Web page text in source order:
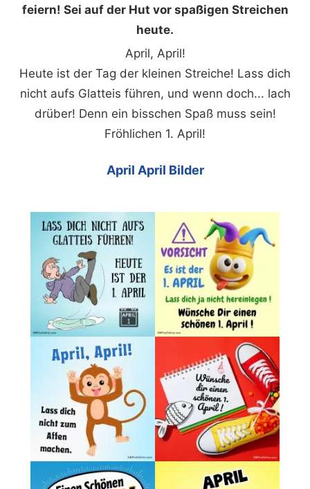
feiern! Sei auf der Hut vor spaßigen Streichen
heute.
April, April!
Heute ist der Tag der kleinen Streiche! Lass dich
nicht aufs Glatteis führen, und wenn doch... lach
drüber! Denn ein bisschen Spaß muss sein!
Fröhlichen 1. April!
April April Bilder